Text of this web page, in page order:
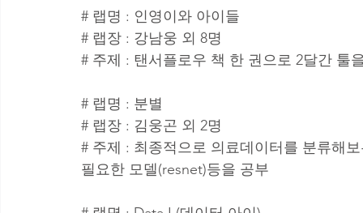
# 랩명 : 인영이와 아이들
# 랩장 : 강남웅 외 8명
# 주제 : 탠서플로우 책 한 권으로 2달간 툴
# 랩명 : 분별
# 랩장 : 김웅곤 외 2명
# 주제 : 최종적으로 의료데이터를 분류해
필요한 모델(resnet)등을 공부